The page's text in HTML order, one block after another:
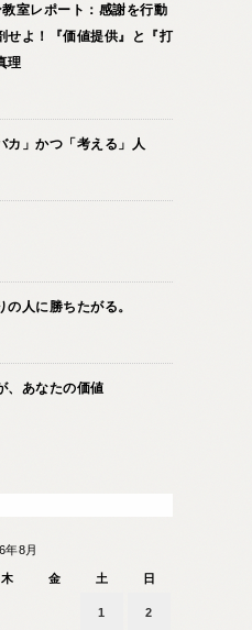
室レポート：感謝を行動
せよ！『価値提供』と『打
理
カ」かつ「考える」人
人に勝ちたがる。
、あなたの価値
年8月
木 金 土 日
1 2